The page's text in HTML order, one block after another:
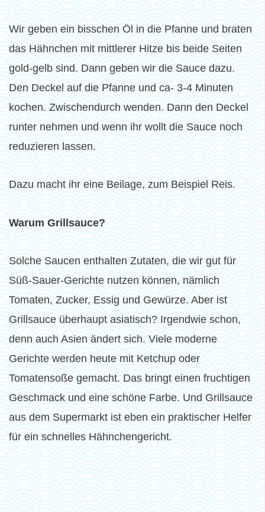
Wir geben ein bisschen Öl in die Pfanne und braten
das Hähnchen mit mittlerer Hitze bis beide Seiten
gold-gelb sind. Dann geben wir die Sauce dazu.
Den Deckel auf die Pfanne und ca- 3-4 Minuten
kochen. Zwischendurch wenden. Dann den Deckel
runter nehmen und wenn ihr wollt die Sauce noch
reduzieren lassen.
Dazu macht ihr eine Beilage, zum Beispiel Reis.
Warum Grillsauce?
Solche Saucen enthalten Zutaten, die wir gut für
Süß-Sauer-Gerichte nutzen können, nämlich
Tomaten, Zucker, Essig und Gewürze. Aber ist
Grillsauce überhaupt asiatisch? Irgendwie schon,
denn auch Asien ändert sich. Viele moderne
Gerichte werden heute mit Ketchup oder
Tomatensoße gemacht. Das bringt einen fruchtigen
Geschmack und eine schöne Farbe. Und Grillsauce
aus dem Supermarkt ist eben ein praktischer Helfer
für ein schnelles Hähnchengericht.